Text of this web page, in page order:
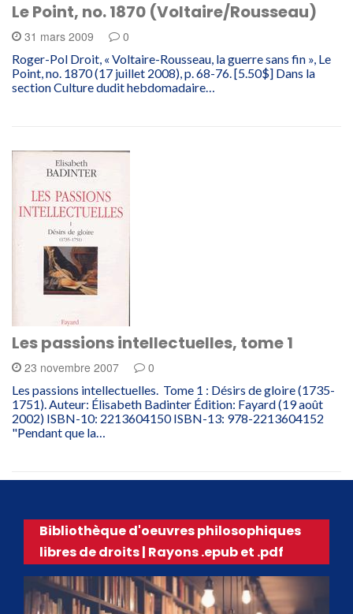
Le Point, no. 1870 (Voltaire/Rousseau)
31 mars 2009 0
Roger-Pol Droit, « Voltaire-Rousseau, la guerre sans fin », Le
Point, no. 1870 (17 juillet 2008), p. 68-76. [5.50$] Dans la
section Culture dudit hebdomadaire…
Les passions intellectuelles, tome 1
23 novembre 2007 0
Les passions intellectuelles. Tome 1 : Désirs de gloire (1735-
1751). Auteur: Élisabeth Badinter Édition: Fayard (19 août
2002) ISBN-10: 2213604150 ISBN-13: 978-2213604152
"Pendant que la…
Bibliothèque d'oeuvres philosophiques
libres de droits | Rayons .epub et .pdf